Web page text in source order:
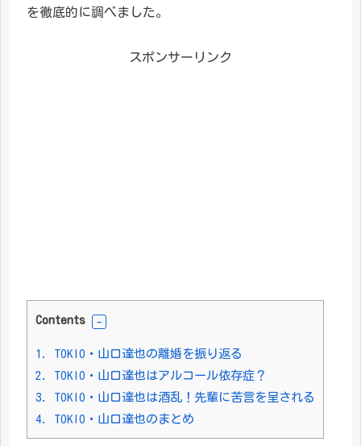
を徹底的に調べました。
スポンサーリンク
Contents
1.
TOKIO・山口達也の離婚を振り返る
2.
TOKIO・山口達也はアルコール依存症？
3.
TOKIO・山口達也は酒乱！先輩に苦言を呈される
4.
TOKIO・山口達也のまとめ